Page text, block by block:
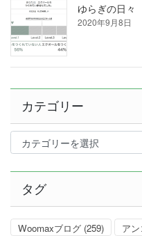
ゆらぎの日々
2020年9月8日
カテゴリー
カ
テ
タグ
Woomaxブログ (259) ア